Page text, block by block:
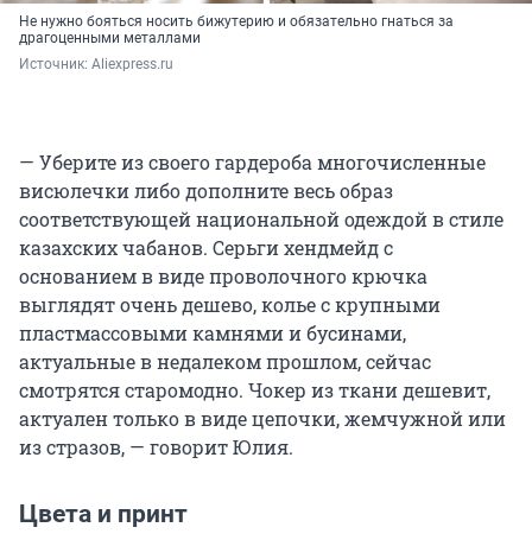
Не нужно бояться носить бижутерию и обязательно гнаться за
драгоценными металлами
Источник: Aliexpress.ru
— Уберите из своего гардероба многочисленные
висюлечки либо дополните весь образ
соответствующей национальной одеждой в стиле
казахских чабанов. Серьги хендмейд с
основанием в виде проволочного крючка
выглядят очень дешево, колье с крупными
пластмассовыми камнями и бусинами,
актуальные в недалеком прошлом, сейчас
смотрятся старомодно. Чокер из ткани дешевит,
актуален только в виде цепочки, жемчужной или
из стразов, — говорит Юлия.
Цвета и принт